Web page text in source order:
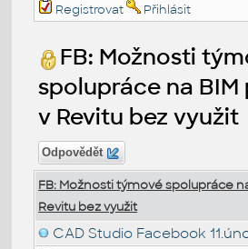
Registrovat
Přihlásit
FB: Možnosti
spolupráce na
v Revitu bez využit
Odpovědět
FB: Možnosti týmové spolupráce
Revitu bez využit
CAD Studio Facebook